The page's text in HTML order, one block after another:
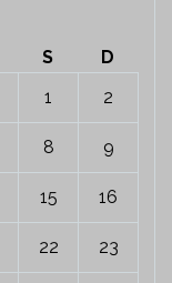
S
D
1
2
8 9
15 16
22 23